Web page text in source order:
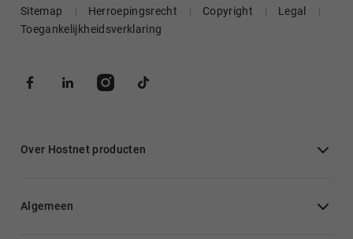
Sitemap
Herroepingsrecht Copyright
Legal
Toegankelijkheidsverklaring
Over Hostnet producten
Algemeen